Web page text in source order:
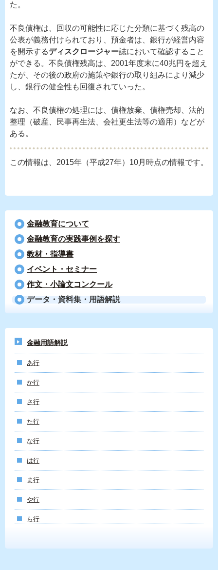
た。
不良債権は、回収の可能性に応じた分類に基づく残高の
公表が義務付けられており、預金者は、銀行が経営内容
を開示するディスクロージャー誌において確認すること
ができる。不良債権残高は、2001年度末に40兆円を超え
たが、その後の政府の施策や銀行の取り組みにより減少
し、銀行の健全性も回復されていった。
なお、不良債権の処理には、債権放棄、債権売却、法的
整理（破産、民事再生法、会社更生法等の適用）などが
ある。
この情報は、2015年（平成27年）10月時点の情報です。
金融教育について
⾦融教育の実践事例を探す
教材・指導書
イベント・セミナー
作文・小論文コンクール
データ・資料集・用語解説
金融用語解説
あ行
か行
さ行
た行
な行
は行
ま行
や行
ら行